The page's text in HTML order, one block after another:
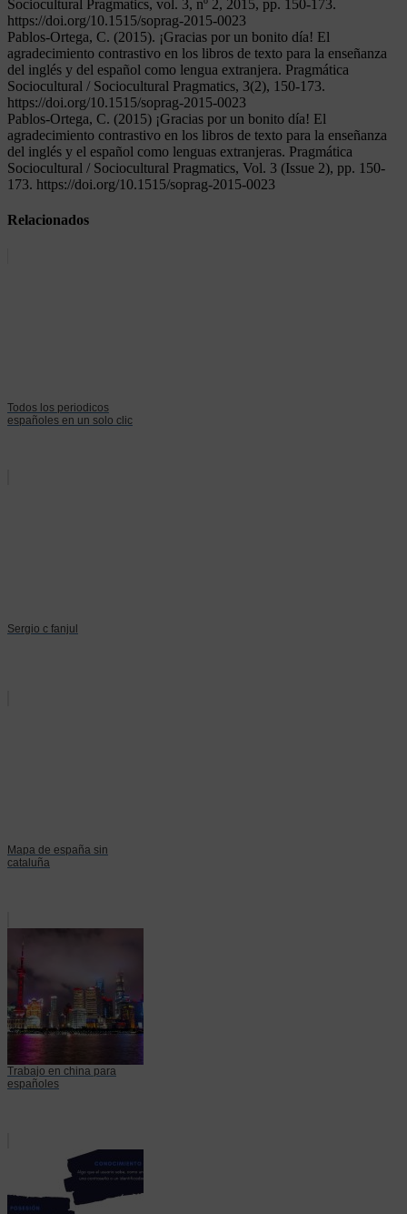
Sociocultural Pragmatics, vol. 3, nº 2, 2015, pp. 150-173.
https://doi.org/10.1515/soprag-2015-0023
Pablos-Ortega, C. (2015). ¡Gracias por un bonito día! El
agradecimiento contrastivo en los libros de texto para la enseñanza
del inglés y del español como lengua extranjera. Pragmática
Sociocultural / Sociocultural Pragmatics, 3(2), 150-173.
https://doi.org/10.1515/soprag-2015-0023
Pablos-Ortega, C. (2015) ¡Gracias por un bonito día! El
agradecimiento contrastivo en los libros de texto para la enseñanza
del inglés y el español como lenguas extranjeras. Pragmática
Sociocultural / Sociocultural Pragmatics, Vol. 3 (Issue 2), pp. 150-
173. https://doi.org/10.1515/soprag-2015-0023
Relacionados
Todos los periodicos
españoles en un solo clic
Sergio c fanjul
Mapa de españa sin
cataluña
Trabajo en china para
españoles